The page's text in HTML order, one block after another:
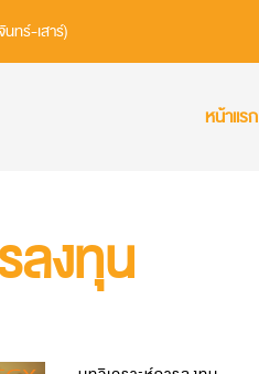
ทร์-เสาร์)
หน้าแรก
ลงทุน